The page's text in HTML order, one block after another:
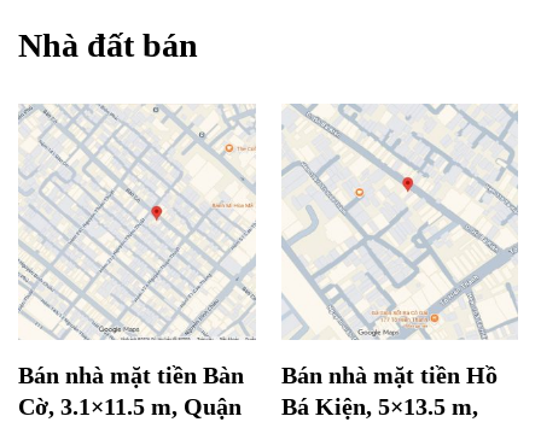
Nhà đất bán
Bán nhà mặt tiền Bàn
Cờ, 3.1×11.5 m, Quận
Bán nhà mặt tiền Hồ
Bá Kiện, 5×13.5 m,